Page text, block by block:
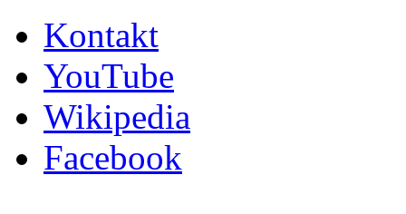
Kontakt
YouTube
Wikipedia
Facebook